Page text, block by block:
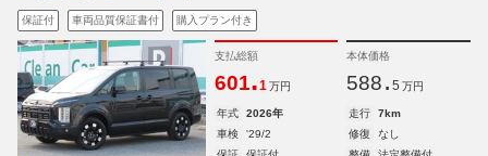
保証付 車両品質保証書付 購入プラン付き
支払総額
601.1 万円
本体価格
588. 5 万円
年式 2026年 走行
7km
車検
'29/2 修復
なし